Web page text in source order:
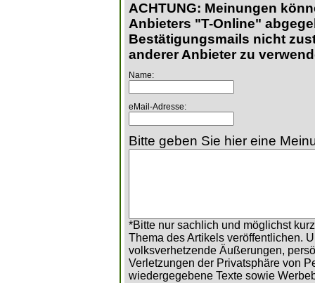
ACHTUNG: Meinungen
Anbieters "T-Online"
Bestätigungsmails nicht
anderer Anbieter zu
Name:
eMail-Adresse:
Bitte geben Sie hier eine
*Bitte nur sachlich und möglichst
Thema des Artikels veröffentlichen.
volksverhetzende Äußerungen,
Verletzungen der Privatsphäre von
wiedergegebene Texte sowie